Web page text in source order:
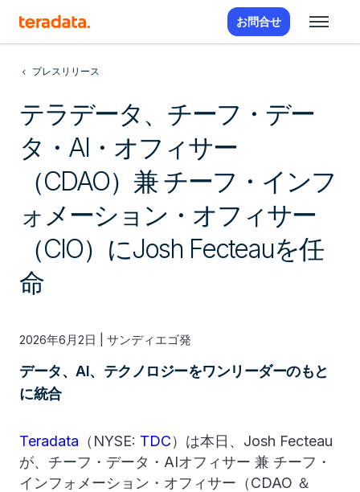
お問合せ
プレスリリース
テラデータ、チーフ・デー
タ・AI・オフィサー
（CDAO）兼 チーフ・インフ
ォメーション・オフィサー
（CIO）にJosh Fecteauを任
命
2026年6月2日 | サンディエゴ発
データ、AI、テクノロジーをワンリーダーのもと
に統合
Teradata （NYSE: TDC）は本日、Josh Fecteau
が、チーフ・データ・AIオフィサー 兼 チーフ・
インフォメーション・オフィサー（CDAO ＆